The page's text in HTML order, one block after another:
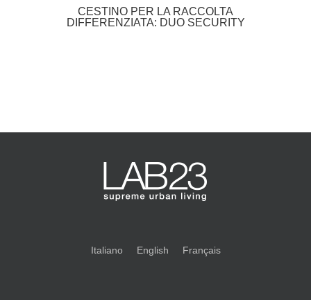
CESTINO PER LA RACCOLTA
DIFFERENZIATA: DUO SECURITY
Italiano English Français